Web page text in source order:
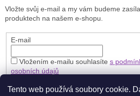
Tento web používá soubory cookie.
Vložte svůj e-mail a my vám budeme
produktech na našem e-shopu.
E-mail
Vložením e-mailu souhlasíte s
osobních údajů
PŘIHLÁSIT SE